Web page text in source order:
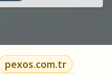
pexos.com.tr